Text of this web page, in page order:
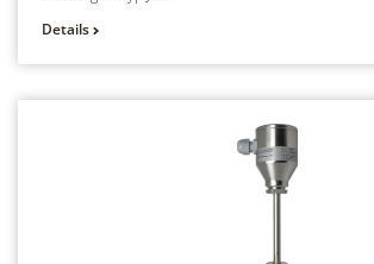
Details